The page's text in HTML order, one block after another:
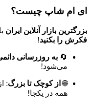
ای ام شاپ چیست؟
بزرگترین بازار آنلاین ایران
فکرش را بکنید!
🔄 به روزرسانی
می‌شود!
🌐 از کوچک تا بزرگ:
همه در یکجا!